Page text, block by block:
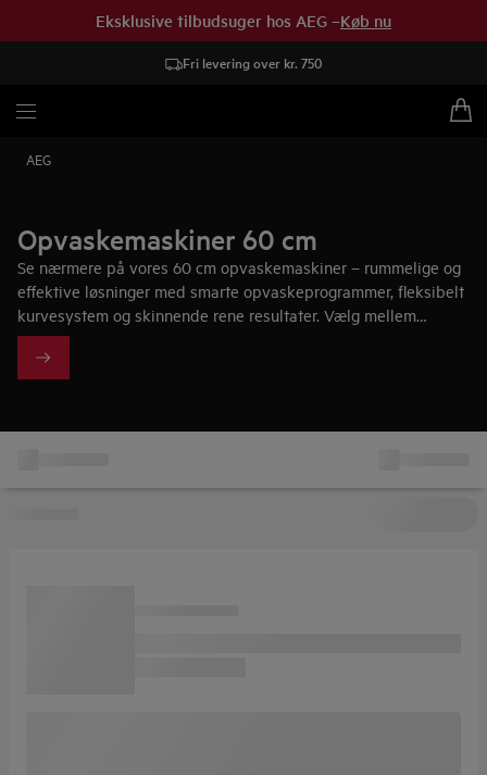
Eksklusive tilbudsuger hos AEG –Køb nu
Fri levering over kr. 750
AEG
Opvaskemaskiner 60 cm
Se nærmere på vores 60 cm opvaskemaskiner – rummelige og
effektive løsninger med smarte opvaskeprogrammer, fleksibelt
kurvesystem og skinnende rene resultater. Vælg mellem
integrerede maskiner og modeller til underbygning, så du
finder en løsning der både passer til dit køkken og din
hverdag.